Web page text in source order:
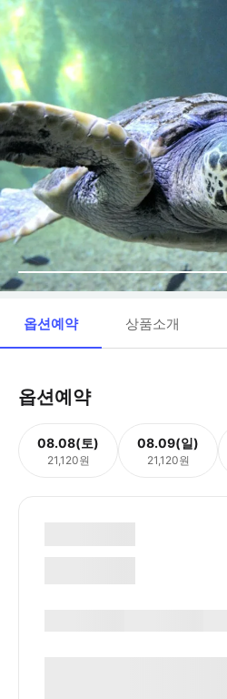
옵션예약 상품소개
옵션예약
08.08(토)
21,120원
08.09(일)
21,120원